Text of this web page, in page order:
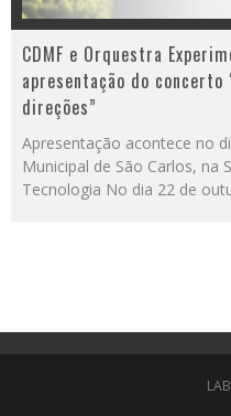
CDMF e Orquestra
apresentação do
direções”
Apresentação acontece no
Municipal de São Carlos, na
Tecnologia No dia 22 de